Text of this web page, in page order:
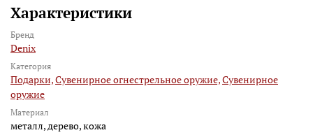
Характеристики
Бренд
Denix
Категория
Подарки,Сувенирное огнестрельное оружие,Сувенирное
оружие
Материал
металл, дерево, кожа